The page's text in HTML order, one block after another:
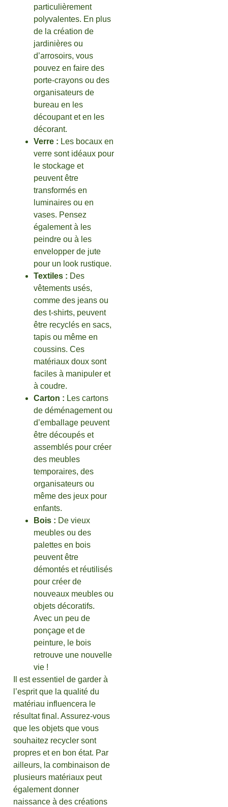
particulièrement
polyvalentes. En plus
de la création de
jardinières ou
d’arrosoirs, vous
pouvez en faire des
porte-crayons ou des
organisateurs de
bureau en les
découpant et en les
décorant.
Verre : Les bocaux en
verre sont idéaux pour
le stockage et
peuvent être
transformés en
luminaires ou en
vases. Pensez
également à les
peindre ou à les
envelopper de jute
pour un look rustique.
Textiles : Des
vêtements usés,
comme des jeans ou
des t-shirts, peuvent
être recyclés en sacs,
tapis ou même en
coussins. Ces
matériaux doux sont
faciles à manipuler et
à coudre.
Carton : Les cartons
de déménagement ou
d’emballage peuvent
être découpés et
assemblés pour créer
des meubles
temporaires, des
organisateurs ou
même des jeux pour
enfants.
Bois : De vieux
meubles ou des
palettes en bois
peuvent être
démontés et réutilisés
pour créer de
nouveaux meubles ou
objets décoratifs.
Avec un peu de
ponçage et de
peinture, le bois
retrouve une nouvelle
vie !
Il est essentiel de garder à
l’esprit que la qualité du
matériau influencera le
résultat final. Assurez-vous
que les objets que vous
souhaitez recycler sont
propres et en bon état. Par
ailleurs, la combinaison de
plusieurs matériaux peut
également donner
naissance à des créations